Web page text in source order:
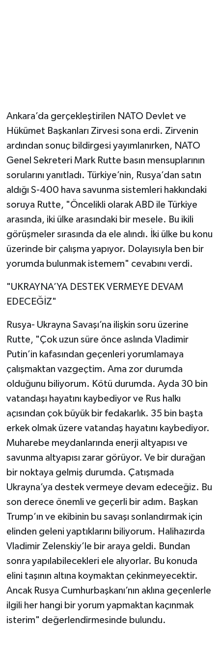
Ankara’da gerçekleştirilen NATO Devlet ve
Hükümet Başkanları Zirvesi sona erdi. Zirvenin
ardından sonuç bildirgesi yayımlanırken, NATO
Genel Sekreteri Mark Rutte basın mensuplarının
sorularını yanıtladı. Türkiye’nin, Rusya’dan satın
aldığı S-400 hava savunma sistemleri hakkındaki
soruya Rutte, "Öncelikli olarak ABD ile Türkiye
arasında, iki ülke arasındaki bir mesele. Bu ikili
görüşmeler sırasında da ele alındı. İki ülke bu konu
üzerinde bir çalışma yapıyor. Dolayısıyla ben bir
yorumda bulunmak istemem" cevabını verdi.
"UKRAYNA’YA DESTEK VERMEYE DEVAM
EDECEĞİZ"
Rusya- Ukrayna Savaşı’na ilişkin soru üzerine
Rutte, "Çok uzun süre önce aslında Vladimir
Putin’in kafasından geçenleri yorumlamaya
çalışmaktan vazgeçtim. Ama zor durumda
olduğunu biliyorum. Kötü durumda. Ayda 30 bin
vatandaşı hayatını kaybediyor ve Rus halkı
açısından çok büyük bir fedakarlık. 35 bin başta
erkek olmak üzere vatandaş hayatını kaybediyor.
Muharebe meydanlarında enerji altyapısı ve
savunma altyapısı zarar görüyor. Ve bir durağan
bir noktaya gelmiş durumda. Çatışmada
Ukrayna’ya destek vermeye devam edeceğiz. Bu
son derece önemli ve geçerli bir adım. Başkan
Trump’ın ve ekibinin bu savaşı sonlandırmak için
elinden geleni yaptıklarını biliyorum. Halihazırda
Vladimir Zelenskiy’le bir araya geldi. Bundan
sonra yapılabilecekleri ele alıyorlar. Bu konuda
elini taşının altına koymaktan çekinmeyecektir.
Ancak Rusya Cumhurbaşkanı’nın aklına geçenlerle
ilgili her hangi bir yorum yapmaktan kaçınmak
isterim" değerlendirmesinde bulundu.